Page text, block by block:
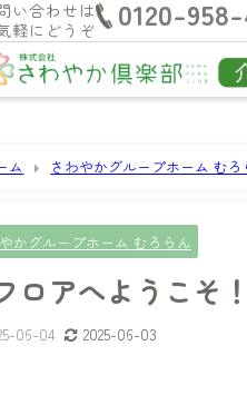
い合わせは
軽にどうぞ
0120-
ム さわやかグループホーム むろ
かグループホーム むろらん
ロアへようこそ！
06-04 2025-06-03